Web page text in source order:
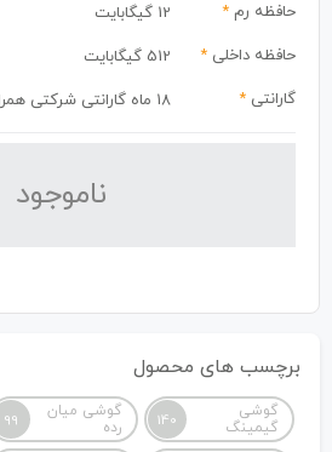
حافظه رم *
12 گیگابایت
حافظه داخلی *
512 گیگابایت
گارانتی * 18 ماه گارانتی شرکتی همراه با کد رجیستری
نا‌موجود
برچسب های محصول
گوشی
گیمینگ
140
گوشی میان
رده
99